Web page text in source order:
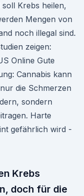
Krebs heilen,
Mengen von
noch illegal sind.
zeigen:
Online Gute
Cannabis kann
die Schmerzen
sondern
Harte
gefährlich wird -
Krebs
doch für die